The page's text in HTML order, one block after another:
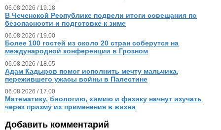
06.08.2026 / 19.18
В Чеченской Республике подвели итоги совещания по
безопасности и подготовке к зиме
06.08.2026 / 19.00
Более 100 гостей из около 20 стран соберутся на
международной конференции в Грозном
06.08.2026 / 18.05
Адам Кадыров помог исполнить мечту мальчика,
пережившего ужасы войны в Палестине
06.08.2026 / 17.00
Математику, биологию, химию и физику начнут изучать
через призму их применения в жизни
Добавить комментарий